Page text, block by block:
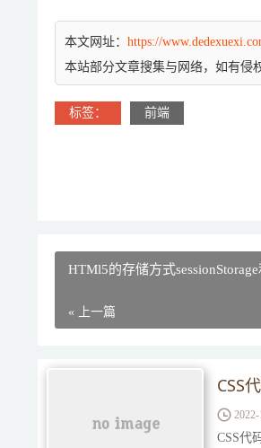
本文网址： https://
本站部分文章搜集与网络，如有侵
标签： 前端
HTMl5的存储方式
« 上一篇
CSS
CSS代